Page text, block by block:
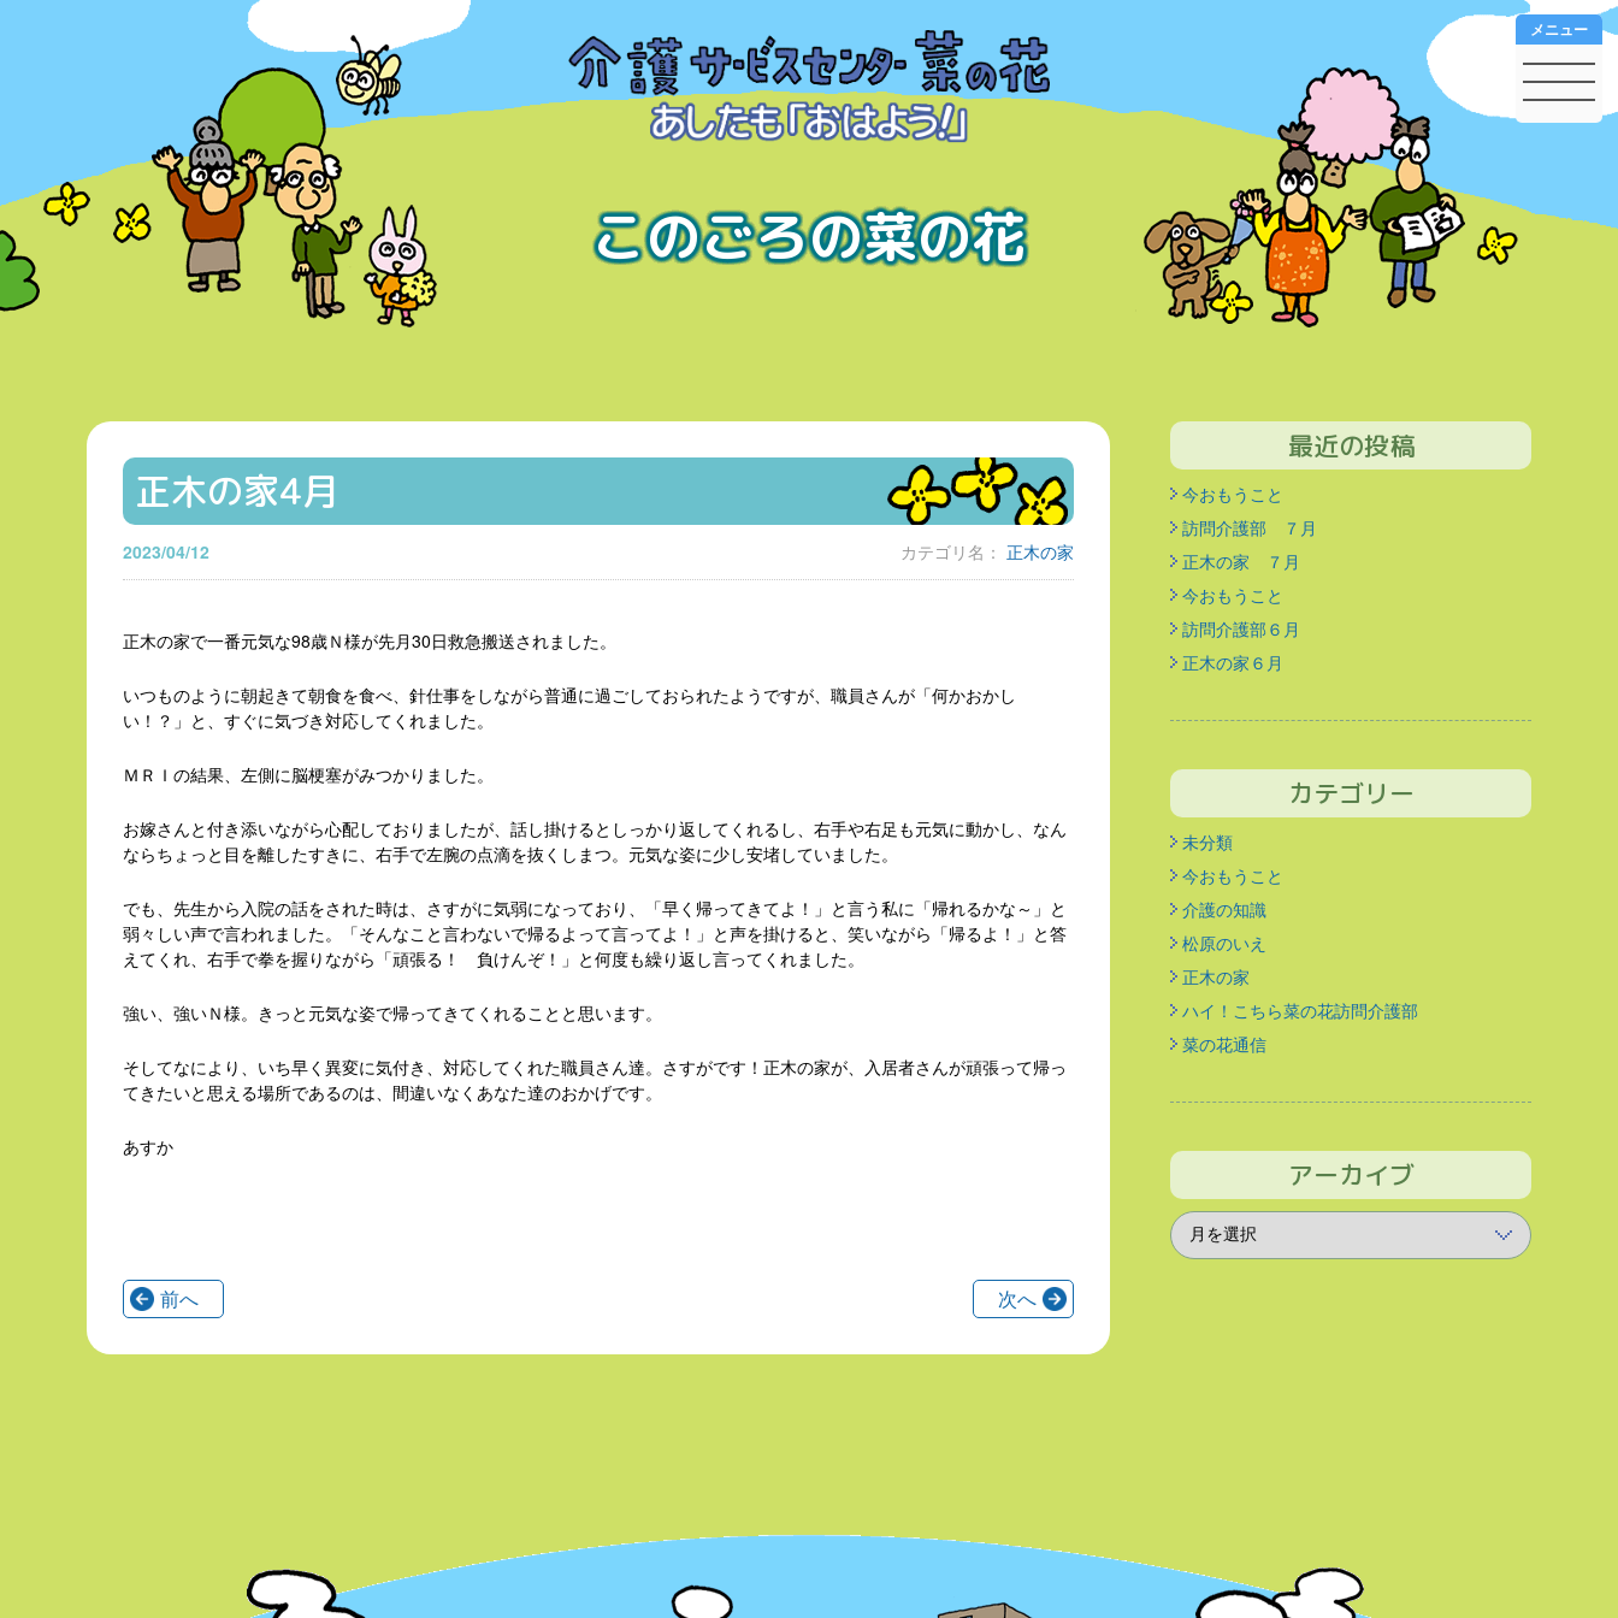
このごろの菜の花
メニュー
正木の家4月
2023/04/12 カテゴリ名： 正木の家
正木の家で一番元気な98歳Ｎ様が先月30日救急搬送されました。
いつものように朝起きて朝食を食べ、針仕事をしながら普通に過ごしておられたようですが、職員さんが「何かおかし
い！？」と、すぐに気づき対応してくれました。
ＭＲＩの結果、左側に脳梗塞がみつかりました。
お嫁さんと付き添いながら心配しておりましたが、話し掛けるとしっかり返してくれるし、右手や右足も元気に動かし、なん
ならちょっと目を離したすきに、右手で左腕の点滴を抜くしまつ。元気な姿に少し安堵していました。
でも、先生から入院の話をされた時は、さすがに気弱になっており、「早く帰ってきてよ！」と言う私に「帰れるかな～」と
弱々しい声で言われました。「そんなこと言わないで帰るよって言ってよ！」と声を掛けると、笑いながら「帰るよ！」と答
えてくれ、右手で拳を握りながら「頑張る！ 負けんぞ！」と何度も繰り返し言ってくれました。
強い、強いＮ様。きっと元気な姿で帰ってきてくれることと思います。
そしてなにより、いち早く異変に気付き、対応してくれた職員さん達。さすがです！正木の家が、入居者さんが頑張って帰っ
てきたいと思える場所であるのは、間違いなくあなた達のおかげです。
あすか
前へ 次へ
最近の投稿
今おもうこと
訪問介護部 ７月
正木の家 ７月
今おもうこと
訪問介護部６月
正木の家６月
カテゴリー
未分類
今おもうこと
介護の知識
松原のいえ
正木の家
ハイ！こちら菜の花訪問介護部
菜の花通信
アーカイブ